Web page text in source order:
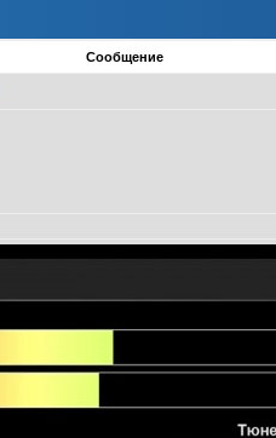
Сообщение